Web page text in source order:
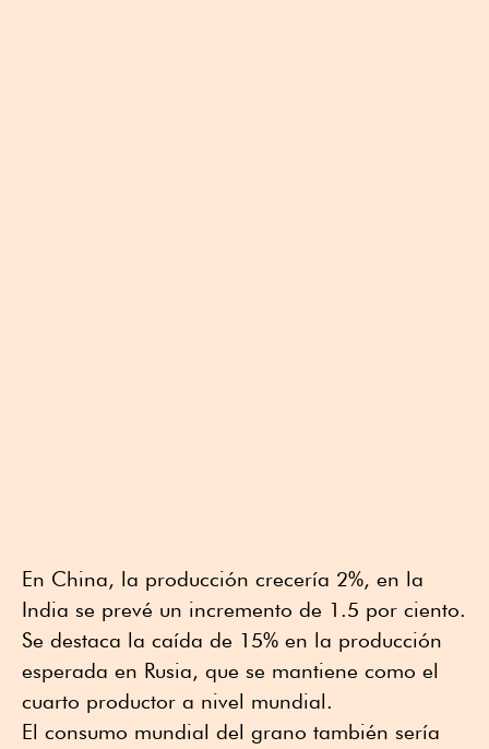
En China, la producción crecería 2%, en la
India se prevé un incremento de 1.5 por ciento.
Se destaca la caída de 15% en la producción
esperada en Rusia, que se mantiene como el
cuarto productor a nivel mundial.
El consumo mundial del grano también sería